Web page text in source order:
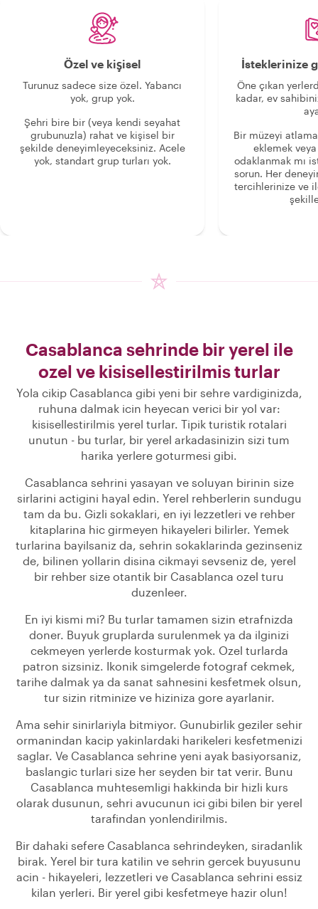
Özel ve kişisel
Turunuz sadece size özel. Yabancı
yok, grup yok.
Şehri bire bir (veya kendi seyahat
grubunuzla) rahat ve kişisel bir
şekilde deneyimleyeceksiniz. Acele
yok, standart grup turları yok.
İsteklerinize
Öne çıkan
kadar, ev
Bir müzeyi
eklemek
odaklanmak mı
sorun. Her
tercihlerinize ve
Casablanca sehrinde bir yerel ile
ozel ve kisisellestirilmis turlar
Yola cikip Casablanca gibi yeni bir sehre vardiginizda,
ruhuna dalmak icin heyecan verici bir yol var:
kisisellestirilmis yerel turlar. Tipik turistik rotalari
unutun - bu turlar, bir yerel arkadasinizin sizi tum
harika yerlere goturmesi gibi.
Casablanca sehrini yasayan ve soluyan birinin size
sirlarini actigini hayal edin. Yerel rehberlerin sundugu
tam da bu. Gizli sokaklari, en iyi lezzetleri ve rehber
kitaplarina hic girmeyen hikayeleri bilirler. Yemek
turlarina bayilsaniz da, sehrin sokaklarinda gezinseniz
de, bilinen yollarin disina cikmayi sevseniz de, yerel
bir rehber size otantik bir Casablanca ozel turu
duzenleer.
En iyi kismi mi? Bu turlar tamamen sizin etrafnizda
doner. Buyuk gruplarda surulenmek ya da ilginizi
cekmeyen yerlerde kosturmak yok. Ozel turlarda
patron sizsiniz. Ikonik simgelerde fotograf cekmek,
tarihe dalmak ya da sanat sahnesini kesfetmek olsun,
tur sizin ritminize ve hiziniza gore ayarlanir.
Ama sehir sinirlariyla bitmiyor. Gunubirlik geziler sehir
ormanindan kacip yakinlardaki harikeleri kesfetmenizi
saglar. Ve Casablanca sehrine yeni ayak basiyorsaniz,
baslangic turlari size her seyden bir tat verir. Bunu
Casablanca muhtesemligi hakkinda bir hizli kurs
olarak dusunun, sehri avucunun ici gibi bilen bir yerel
tarafindan yonlendirilmis.
Bir dahaki sefere Casablanca sehrindeyken, siradanlik
birak. Yerel bir tura katilin ve sehrin gercek buyusunu
acin - hikayeleri, lezzetleri ve Casablanca sehrini essiz
kilan yerleri. Bir yerel gibi kesfetmeye hazir olun!